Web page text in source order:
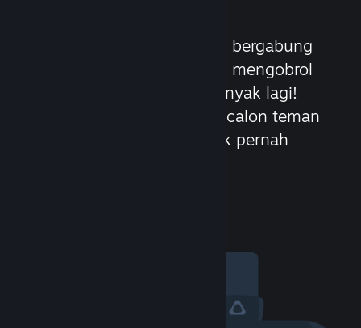
Bertemu orang-orang baru, bergabung
dalam grup, membuat klan, mengobrol
dalam game, dan masih banyak lagi!
Dengan lebih dari 100 juta calon teman
(musuh), keseruannya tidak pernah